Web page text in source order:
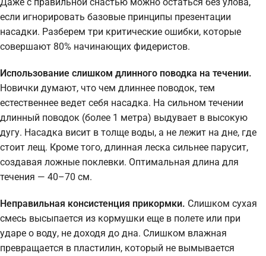
если игнорировать базовые принципы презентации
насадки. Разберем три критические ошибки, которые
совершают 80% начинающих фидеристов.
Использование слишком длинного поводка на течении.
Новички думают, что чем длиннее поводок, тем
естественнее ведет себя насадка. На сильном течении
длинный поводок (более 1 метра) выдувает в высокую
дугу. Насадка висит в толще воды, а не лежит на дне, где
стоит лещ. Кроме того, длинная леска сильнее парусит,
создавая ложные поклевки. Оптимальная длина для
течения — 40–70 см.
Неправильная консистенция прикормки. Слишком сухая
смесь высыпается из кормушки еще в полете или при
ударе о воду, не доходя до дна. Слишком влажная
превращается в пластилин, который не вымывается